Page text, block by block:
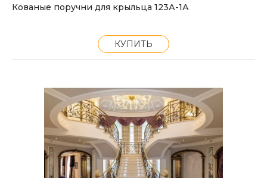
Кованые поручни для крыльца 123А-1А
КУПИТЬ